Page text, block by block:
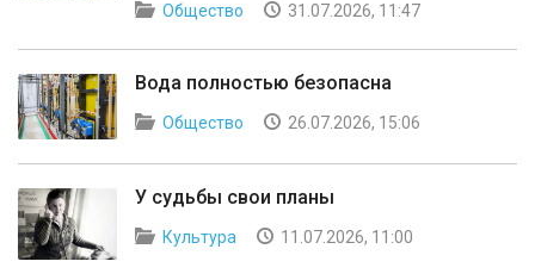
Общество 31.07.2026, 11:47
Вода полностью безопасна
Общество 26.07.2026, 15:06
У судьбы свои планы
Культура 11.07.2026, 11:00